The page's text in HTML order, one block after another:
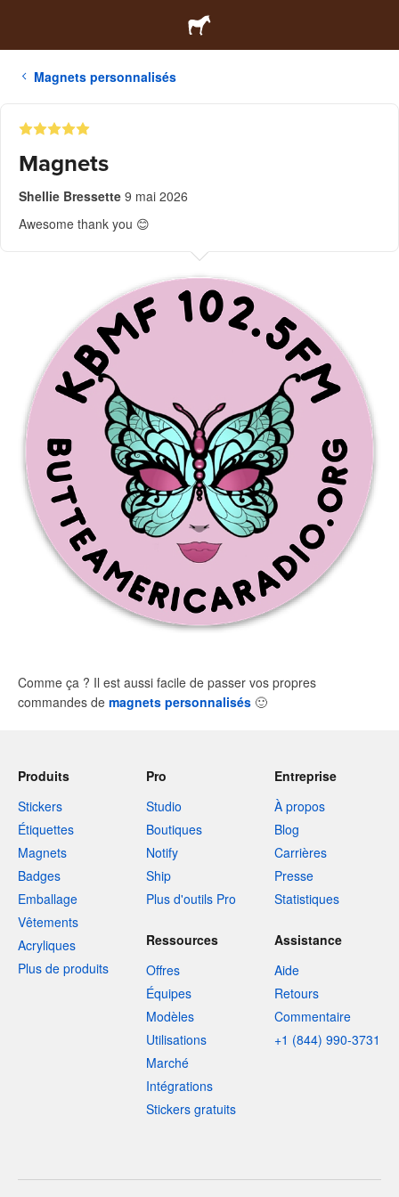
Magnets personnalisés
Magnets
Shellie Bressette 9 mai 2026
Awesome thank you 😊
Comme ça ? Il est aussi facile de passer vos propres
commandes de magnets personnalisés 🙂
Produits
Stickers
Étiquettes
Magnets
Badges
Emballage
Vêtements
Acryliques
Plus de produits
Pro
Studio
Boutiques
Notify
Ship
Plus d'outils Pro
Entreprise
À propos
Blog
Carrières
Presse
Statistiques
Ressources
Offres
Équipes
Modèles
Utilisations
Marché
Intégrations
Stickers gratuits
Assistance
Aide
Retours
Commentaire
+1 (844) 990-3731